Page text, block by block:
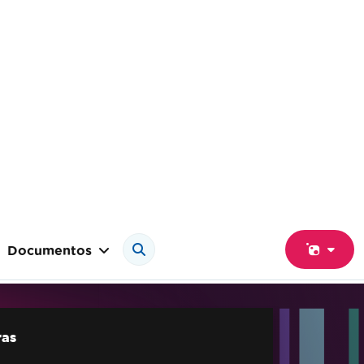
Documentos